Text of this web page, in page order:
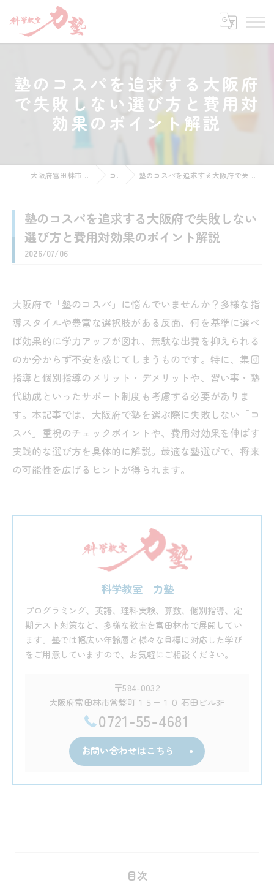
塾のコスパを追求する大阪府
で失敗しない選び方と費用対
効果のポイント解説
大阪府富田林市の塾なら科学教室 力塾 コラム 塾のコスパを追求する大阪府で失敗しない選び方と費用対効果のポイント解説
塾のコスパを追求する大阪府で失敗しない
選び方と費用対効果のポイント解説
2026/07/06
大阪府で「塾のコスパ」に悩んでいませんか？多様な指
導スタイルや豊富な選択肢がある反面、何を基準に選べ
ば効果的に学力アップが図れ、無駄な出費を抑えられる
のか分からず不安を感じてしまうものです。特に、集団
指導と個別指導のメリット・デメリットや、習い事・塾
代助成といったサポート制度も考慮する必要がありま
す。本記事では、大阪府で塾を選ぶ際に失敗しない「コ
スパ」重視のチェックポイントや、費用対効果を伸ばす
実践的な選び方を具体的に解説。最適な塾選びで、将来
の可能性を広げるヒントが得られます。
科学教室 力塾
プログラミング、英語、理科実験、算数、個別指導、定
期テスト対策など、多様な教室を富田林市で展開してい
ます。塾では幅広い年齢層と様々な目標に対応した学び
をご用意していますので、お気軽にご相談ください。
〒584-0032
大阪府富田林市常盤町１５−１０ 石田ビル3F
0721-55-4681
お問い合わせはこちら
目次